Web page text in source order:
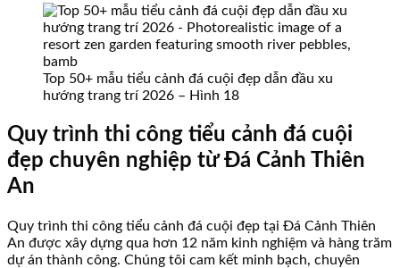
Top 50+ mẫu tiểu cảnh đá cuội đẹp dẫn đầu xu
hướng trang trí 2026 – Hình 18
Quy trình thi công tiểu cảnh đá cuội
đẹp chuyên nghiệp từ Đá Cảnh Thiên
An
Quy trình thi công tiểu cảnh đá cuội đẹp tại Đá Cảnh Thiên
An được xây dựng qua hơn 12 năm kinh nghiệm và hàng trăm
dự án thành công. Chúng tôi cam kết minh bạch, chuyên